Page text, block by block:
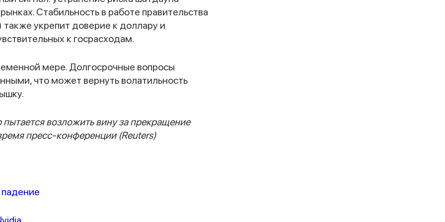
Стабильность в работе правительства
укрепит доверие к доллару и
к госрасходам.
мере. Долгосрочные вопросы
что может вернуть волатильность
возложить вину за прекращение
пресс-конференции (Reuters)